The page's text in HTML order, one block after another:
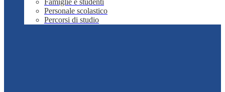
Famiglie e studenti
Personale scolastico
Percorsi di studio